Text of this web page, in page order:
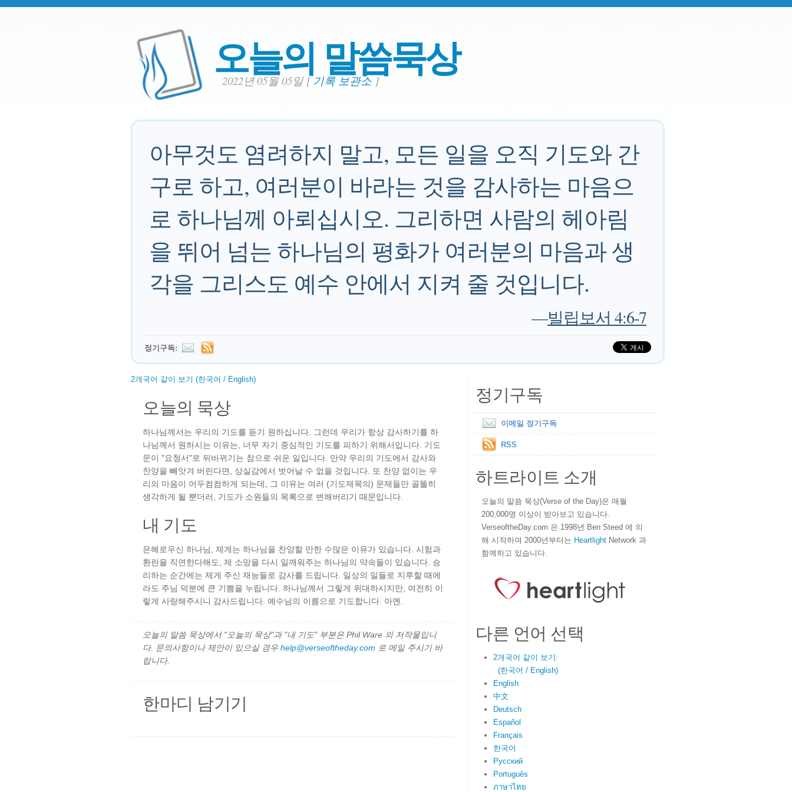
오늘의 말씀묵상
2022년 05월 05일 [기록 보관소]
아무것도 염려하지 말고, 모든 일을 오직 기도와 간
구로 하고, 여러분이 바라는 것을 감사하는 마음으
로 하나님께 아뢰십시오. 그리하면 사람의 헤아림
을 뛰어 넘는 하나님의 평화가 여러분의 마음과 생
각을 그리스도 예수 안에서 지켜 줄 것입니다.
—빌립보서 4:6-7
정기구독:
2개국어 같이 보기 (한국어 / English)
오늘의 묵상
하나님께서는 우리의 기도를 듣기 원하십니다. 그런데 우리가 항상 감사하기를 하
나님께서 원하시는 이유는, 너무 자기 중심적인 기도를 피하기 위해서입니다. 기도
문이 "요청서"로 뒤바뀌기는 참으로 쉬운 일입니다. 만약 우리의 기도에서 감사와
찬양을 빼앗겨 버린다면, 상실감에서 벗어날 수 없을 것입니다. 또 찬양 없이는 우
리의 마음이 어두컴컴하게 되는데, 그 이유는 여러 (기도제목의) 문제들만 골똘히
생각하게 될 뿐더러, 기도가 소원들의 목록으로 변해버리기 때문입니다.
내 기도
은혜로우신 하나님, 제게는 하나님을 찬양할 만한 수많은 이유가 있습니다. 시험과
환란을 직면한다해도, 제 소망을 다시 일깨워주는 하나님의 약속들이 있습니다. 승
리하는 순간에는 제게 주신 재능들로 감사를 드립니다. 일상의 일들로 지루할 때에
라도 주님 덕분에 큰 기쁨을 누립니다. 하나님께서 그렇게 위대하시지만, 여전히 이
렇게 사랑해주시니 감사드립니다. 예수님의 이름으로 기도합니다. 아멘.
오늘의 말씀 묵상에서 "오늘의 묵상"과 "내 기도" 부분은 Phil Ware 의 저작물입니
다. 문의사항이나 제안이 있으실 경우 help@verseoftheday.com 로 메일 주시기 바
랍니다.
한마디 남기기
정기구독
이메일 정기구독
RSS
하트라이트 소개
오늘의 말씀 묵상(Verse of the Day)은 매월
200,000명 이상이 받아보고 있습니다.
VerseoftheDay.com 은 1998년 Ben Steed 에 의
해 시작하여 2000년부터는 Heartlight Network 과
함께하고 있습니다.
다른 언어 선택
2개국어 같이 보기:
(한국어 / English)
English
中文
Deutsch
Español
Français
한국어
Русский
Português
ภาษาไทย